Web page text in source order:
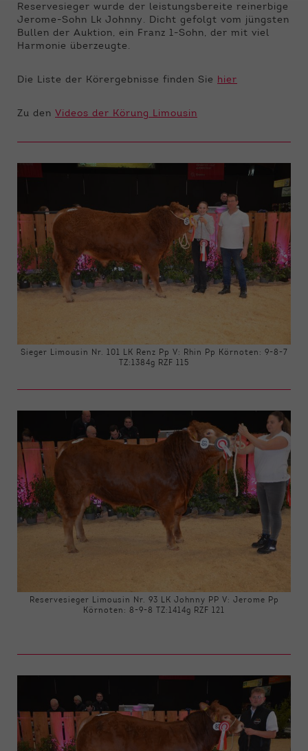
Reservesieger wurde der leistungsbereite reinerbige
Jerome-Sohn Lk Johnny. Dicht gefolgt vom jüngsten
Bullen der Auktion, ein Franz 1-Sohn, der mit viel
Harmonie überzeugte.
Die Liste der Körergebnisse finden Sie hier
Zu den Videos der Körung Limousin
Sieger Limousin Nr. 101 LK Renz Pp V: Rhin Pp Körnoten: 9-8-7
TZ:1384g RZF 115
Reservesieger Limousin Nr. 93 LK Johnny PP V: Jerome Pp
Körnoten: 8-9-8 TZ:1414g RZF 121
Name cookie_optin
Anbieter Qnetics
Laufzeit 1 Jahr
Zweck Cookie Einstellungen speichern
Cookie-Informationen anzeigen
Wir verwenden auf unserer Website externe
Inhalte, um Ihnen zusätzliche Informationen